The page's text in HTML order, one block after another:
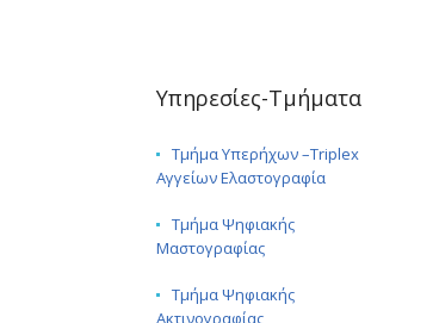
Υπηρεσίες-Τμήματα
Τμήμα Υπερήχων –Triplex
Αγγείων Ελαστογραφία
Τμήμα Ψηφιακής
Μαστογραφίας
Τμήμα Ψηφιακής
Ακτινογραφίας